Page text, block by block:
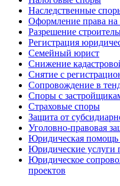
Наследственные
Оформление права
Разрешение
Регистрация
Семейный юрист
Снижение
Снятие с
Сопровождение в
Споры с
Страховые споры
Защита от
Уголовно-правовая
Юридическая помощь
Юридические услуги
Юридическое
проектов